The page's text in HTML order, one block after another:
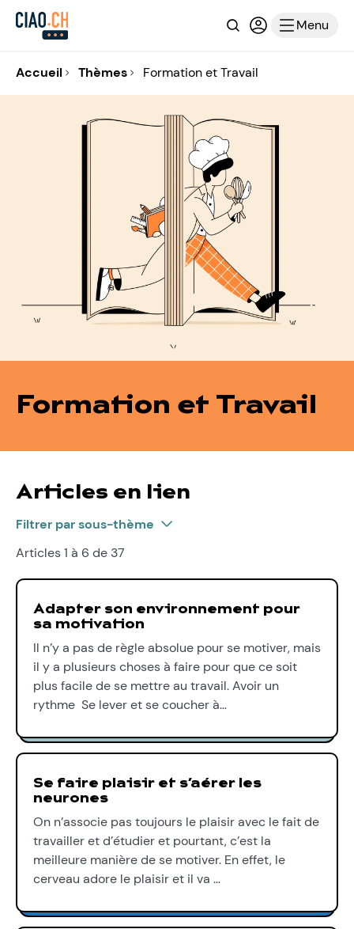
RechercheConnexion
Menu
Accueil Thèmes Formation et Travail
Formation et Travail
Articles en lien
Filtrer par sous-thème
Articles 1 à 6 de 37
Adapter son environnement pour
sa motivation
Il n’y a pas de règle absolue pour se motiver, mais
il y a plusieurs choses à faire pour que ce soit
plus facile de se mettre au travail. Avoir un
rythme Se lever et se coucher à…
Se faire plaisir et s’aérer les
neurones
On n’associe pas toujours le plaisir avec le fait de
travailler et d’étudier et pourtant, c’est la
meilleure manière de se motiver. En effet, le
cerveau adore le plaisir et il va …